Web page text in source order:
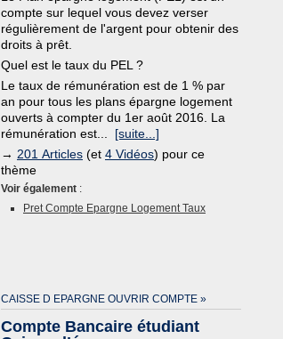
compte sur lequel vous devez verser
régulièrement de l'argent pour obtenir des
droits à prêt.
Quel est le taux du PEL ?
Le taux de rémunération est de 1 % par
an pour tous les plans épargne logement
ouverts à compter du 1er août 2016. La
rémunération est... [suite...]
→ 201 Articles (et 4 Vidéos) pour ce
thème
Voir également :
Pret Compte Epargne Logement Taux
CAISSE D EPARGNE OUVRIR COMPTE »
Compte Bancaire étudiant